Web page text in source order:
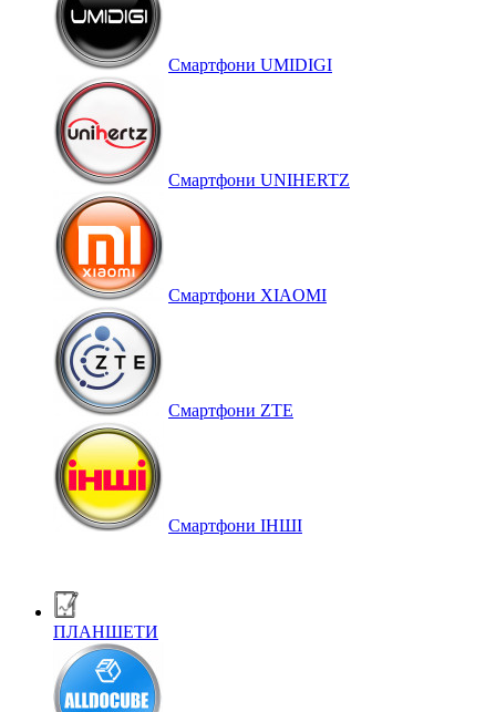
Смартфони UMIDIGI
Смартфони UNIHERTZ
Смартфони XIAOMI
Смартфони ZTE
Смартфони ІНШІ
ПЛАНШЕТИ